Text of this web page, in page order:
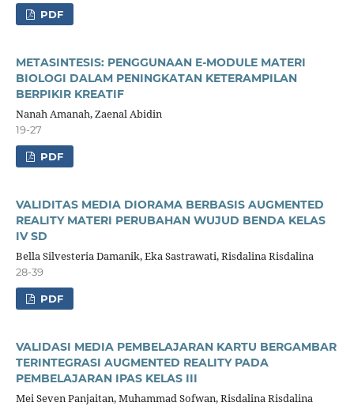
PDF
METASINTESIS: PENGGUNAAN E-MODULE MATERI
BIOLOGI DALAM PENINGKATAN KETERAMPILAN
BERPIKIR KREATIF
Nanah Amanah, Zaenal Abidin
19-27
PDF
VALIDITAS MEDIA DIORAMA BERBASIS AUGMENTED
REALITY MATERI PERUBAHAN WUJUD BENDA KELAS
IV SD
Bella Silvesteria Damanik, Eka Sastrawati, Risdalina Risdalina
28-39
PDF
VALIDASI MEDIA PEMBELAJARAN KARTU BERGAMBAR
TERINTEGRASI AUGMENTED REALITY PADA
PEMBELAJARAN IPAS KELAS III
Mei Seven Panjaitan, Muhammad Sofwan, Risdalina Risdalina